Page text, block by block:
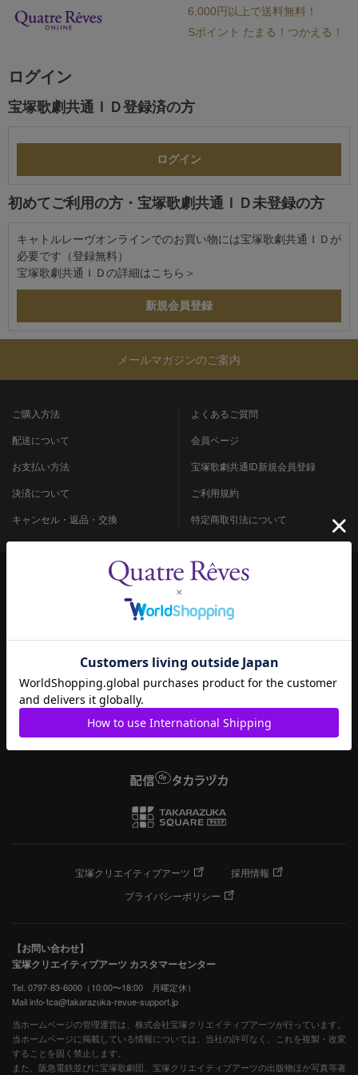
6,000円以上で送料無料！
Sポイント たまる！つかえる！
ログイン
宝塚歌劇共通ＩＤ登録済の方
初めてご利用の方・宝塚歌劇共通ＩＤ未登録の方
キャトルレーヴオンラインでのお買い物には宝塚歌劇共通ＩＤが
必要です（登録無料）
宝塚歌劇共通ＩＤの詳細は こちら＞
メールマガジンのご案内
ご購入方法
配送について
お支払い方法
決済について
キャンセル・返品・交換
よくあるご質問
会員ページ
宝塚歌劇共通ID新規会員登録
ご利用規約
特定商取引法について
宝塚クリエイティブアーツ
採用情報
プライバシーポリシー
【お問い合わせ】
宝塚クリエイティブアーツ カスタマーセンター
Tel. 0797-83-6000（10:00〜18:00 月曜定休）
Mail info-tca@takarazuka-revue-support.jp
当ホームページの管理運営は、株式会社宝塚クリエイティブアーツが行っています。
当ホームページに掲載している情報については、当社の許可なく、これを複製・改変
することを固く禁止します。
また、阪急電鉄並びに宝塚歌劇団、宝塚クリエイティブアーツの出版物ほか写真等著